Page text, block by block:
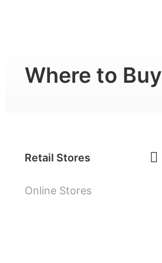
Where to Buy
Retail Stores
Online Stores